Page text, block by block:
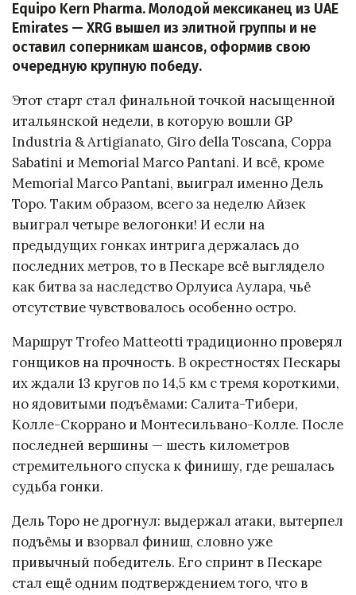
Equipo Kern Pharma. Молодой мексиканец из UAE
Emirates — XRG вышел из элитной группы и не
оставил соперникам шансов, оформив свою
очередную крупную победу.
Этот старт стал финальной точкой насыщенной
итальянской недели, в которую вошли GP
Industria & Artigianato, Giro della Toscana, Coppa
Sabatini и Memorial Marco Pantani. И всё, кроме
Memorial Marco Pantani, выиграл именно Дель
Торо. Таким образом, всего за неделю Айзек
выиграл четыре велогонки! И если на
предыдущих гонках интрига держалась до
последних метров, то в Пескаре всё выглядело
как битва за наследство Орлуиса Аулара, чьё
отсутствие чувствовалось особенно остро.
Маршрут Trofeo Matteotti традиционно проверял
гонщиков на прочность. В окрестностях Пескары
их ждали 13 кругов по 14,5 км с тремя короткими,
но ядовитыми подъёмами: Салита-Тибери,
Колле-Скоррано и Монтесильвано-Колле. После
последней вершины — шесть километров
стремительного спуска к финишу, где решалась
судьба гонки.
Дель Торо не дрогнул: выдержал атаки, вытерпел
подъёмы и взорвал финиш, словно уже
привычный победитель. Его спринт в Пескаре
стал ещё одним подтверждением того, что в